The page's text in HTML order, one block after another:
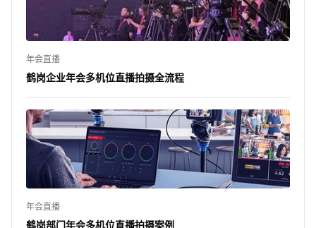
年会直播
鹤岗企业年会多机位直播拍摄全流程
年会直播
鹤岗部门年会多机位直播拍摄案例